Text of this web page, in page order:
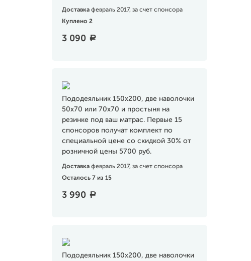
Доставка февраль 2017, за счет спонсора
Куплено 2
3 090 a
Пододеяльник 150х200, две наволочки
50х70 или 70х70 и простыня на
резинке под ваш матрас. Первые 15
спонсоров получат комплект по
специальной цене со скидкой 30% от
розничной цены 5700 руб.
Доставка февраль 2017, за счет спонсора
Осталось 7 из 15
3 990 a
Пододеяльник 150х200, две наволочки